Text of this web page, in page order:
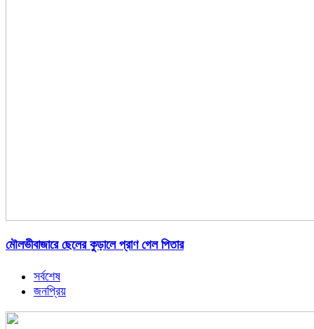
মৌলভীবাজারে ছেলের কুড়ালে প্রাণ গেল পিতার
সর্বশেষ
জনপ্রিয়